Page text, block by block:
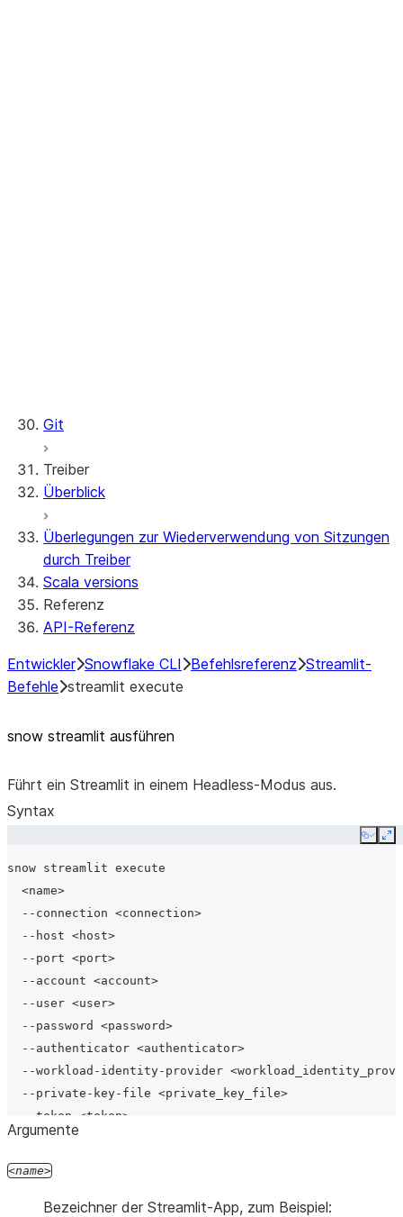
Git
Treiber
Überblick
Überlegungen zur Wiederverwendung von Sitzungen
durch Treiber
Scala versions
Referenz
API-Referenz
Entwickler Snowflake CLI Befehlsreferenz Streamlit-
Befehle streamlit execute
snow streamlit ausführen
Führt ein Streamlit in einem Headless-Modus aus.
Syntax
Copy
snow streamlit execute
  <name>
  --connection <connection>
  --host <host>
  --port <port>
  --account <account>
  --user <user>
  --password <password>
  --authenticator <authenticator>
--workload-identity-provider
  --private-key-file <private_key_file>
  --token <token>
  --token-file-path <token_file_path>
  --database <database>
  --role <role>
Argumente
name
Bezeichner der Streamlit-App, zum Beispiel: